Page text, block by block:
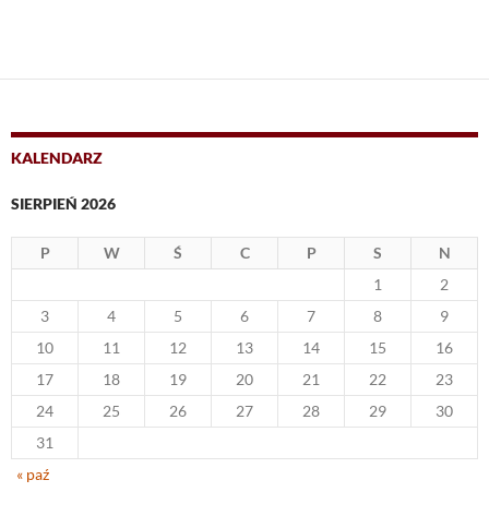
KALENDARZ
SIERPIEŃ 2026
P W Ś C P S
N
1
2
3
4 5 6 7 8
9
10
11 12 13 14 15
16
17
18 19 20 21 22
23
24
25 26 27 28 29
30
31
« paź